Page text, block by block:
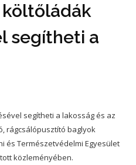
segítheti a
segítheti a lakosság és az
rágcsálópusztító baglyok
és Természetvédelmi Egyesület
közleményében.